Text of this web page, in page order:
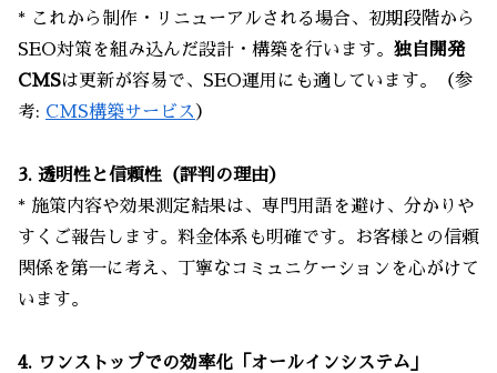
* これから制作・リニューアルされる場合、初期段階から
SEO対策を組み込んだ設計・構築を行います。 独自開発
CMSは更新が容易で、SEO運用にも適しています。（参
考: CMS構築サービス ）
3. 透明性と信頼性（評判の理由）
* 施策内容や効果測定結果は、専門用語を避け、分かりや
すくご報告します。料金体系も明確です。お客様との信頼
関係を第一に考え、丁寧なコミュニケーションを心がけて
います。
4. ワンストップでの効率化「オールインシステム」